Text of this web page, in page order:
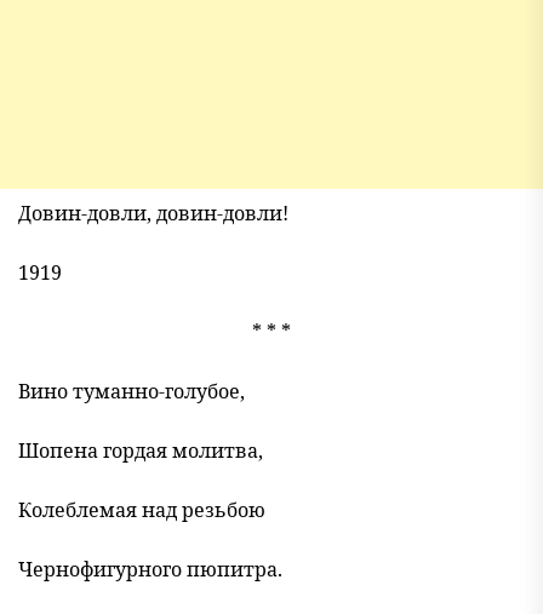
Довин-довли, довин-довли!
1919
* * *
Вино туманно-голубое,
Шопена гордая молитва,
Колеблемая над резьбою
Чернофигурного пюпитра.